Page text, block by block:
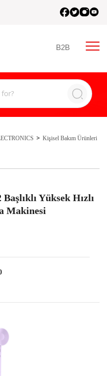
B2B
Kişisel Bakım Ürünleri
Yüksek Hızlı
Makinesi